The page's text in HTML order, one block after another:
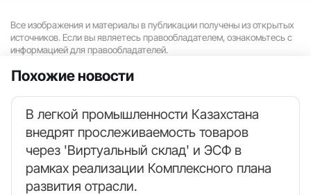
Все изображения и материалы в публикации получены из открытых
источников. Если вы являетесь правообладателем, ознакомьтесь с
информацией для правообладателей.
Похожие новости
В легкой промышленности Казахстана
внедрят прослеживаемость товаров
через 'Виртуальный склад' и ЭСФ в
рамках реализации Комплексного плана
развития отрасли.